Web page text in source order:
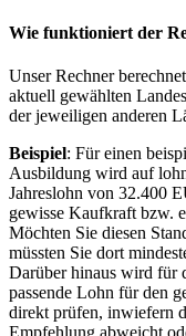
Wie funktioniert der
Unser Rechner
aktuell gewählten
der jeweiligen anderen
Beispiel: Für einen
Ausbildung wird auf
Jahreslohn von 32.400
gewisse Kaufkraft bzw.
Möchten Sie diesen
müssten Sie dort
Darüber hinaus wird für
passende Lohn für den
direkt prüfen, inwiefern